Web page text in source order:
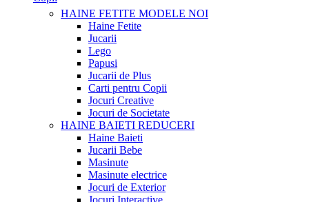
HAINE FETITE MODELE NOI
Haine Fetite
Jucarii
Lego
Papusi
Jucarii de Plus
Carti pentru Copii
Jocuri Creative
Jocuri de Societate
HAINE BAIETI REDUCERI
Haine Baieti
Jucarii Bebe
Masinute
Masinute electrice
Jocuri de Exterior
Jocuri Interactive